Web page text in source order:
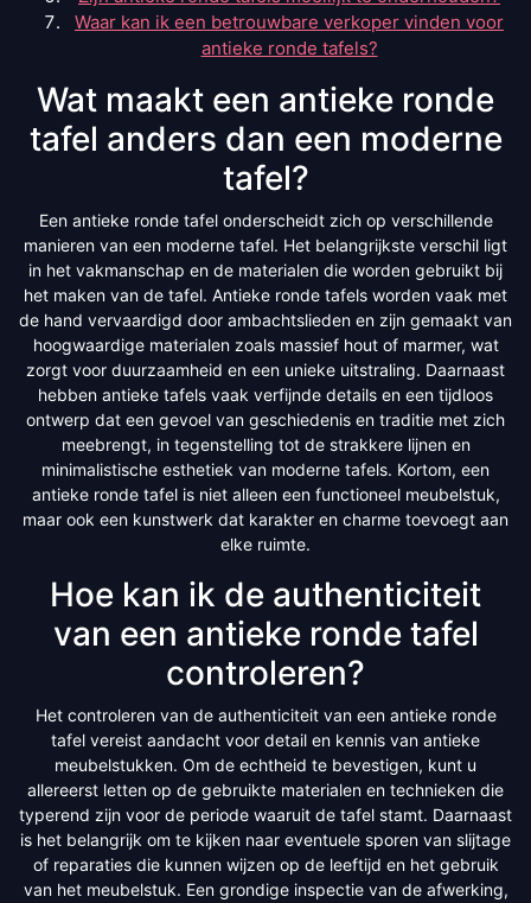
Waar kan ik een betrouwbare verkoper vinden voor
antieke ronde tafels?
Wat maakt een antieke ronde
tafel anders dan een moderne
tafel?
Een antieke ronde tafel onderscheidt zich op verschillende
manieren van een moderne tafel. Het belangrijkste verschil ligt
in het vakmanschap en de materialen die worden gebruikt bij
het maken van de tafel. Antieke ronde tafels worden vaak met
de hand vervaardigd door ambachtslieden en zijn gemaakt van
hoogwaardige materialen zoals massief hout of marmer, wat
zorgt voor duurzaamheid en een unieke uitstraling. Daarnaast
hebben antieke tafels vaak verfijnde details en een tijdloos
ontwerp dat een gevoel van geschiedenis en traditie met zich
meebrengt, in tegenstelling tot de strakkere lijnen en
minimalistische esthetiek van moderne tafels. Kortom, een
antieke ronde tafel is niet alleen een functioneel meubelstuk,
maar ook een kunstwerk dat karakter en charme toevoegt aan
elke ruimte.
Hoe kan ik de authenticiteit
van een antieke ronde tafel
controleren?
Het controleren van de authenticiteit van een antieke ronde
tafel vereist aandacht voor detail en kennis van antieke
meubelstukken. Om de echtheid te bevestigen, kunt u
allereerst letten op de gebruikte materialen en technieken die
typerend zijn voor de periode waaruit de tafel stamt. Daarnaast
is het belangrijk om te kijken naar eventuele sporen van slijtage
of reparaties die kunnen wijzen op de leeftijd en het gebruik
van het meubelstuk. Een grondige inspectie van de afwerking,